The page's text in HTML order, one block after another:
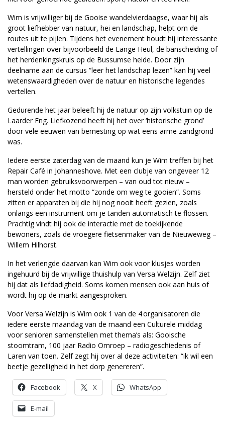
Wim is vrijwilliger bij de Gooise wandelvierdaagse, waar hij als
groot liefhebber van natuur, hei en landschap, helpt om de
routes uit te pijlen. Tijdens het evenement houdt hij interessante
vertellingen over bijvoorbeeld de Lange Heul, de banscheiding of
het herdenkingskruis op de Bussumse heide. Door zijn
deelname aan de cursus “leer het landschap lezen” kan hij veel
wetenswaardigheden over de natuur en historische legendes
vertellen.
Gedurende het jaar beleeft hij de natuur op zijn volkstuin op de
Laarder Eng. Liefkozend heeft hij het over ‘historische grond’
door vele eeuwen van bemesting op wat eens arme zandgrond
was.
Iedere eerste zaterdag van de maand kun je Wim treffen bij het
Repair Café in Johanneshove. Met een clubje van ongeveer 12
man worden gebruiksvoorwerpen – van oud tot nieuw –
hersteld onder het motto “zonde om weg te gooien”. Soms
zitten er apparaten bij die hij nog nooit heeft gezien, zoals
onlangs een instrument om je tanden automatisch te flossen.
Prachtig vindt hij ook de interactie met de toekijkende
bewoners, zoals de vroegere fietsenmaker van de Nieuweweg –
Willem Hilhorst.
In het verlengde daarvan kan Wim ook voor klusjes worden
ingehuurd bij de vrijwillige thuishulp van Versa Welzijn. Zelf ziet
hij dat als liefdadigheid. Soms komen mensen ook aan huis of
wordt hij op de markt aangesproken.
Voor Versa Welzijn is Wim ook 1 van de 4 organisatoren die
iedere eerste maandag van de maand een Culturele middag
voor senioren samenstellen met thema’s als: Gooische
stoomtram, 100 jaar Radio Omroep – radiogeschiedenis of
Laren van toen. Zelf zegt hij over al deze activiteiten: “ik wil een
beetje gezelligheid in het dorp genereren”.
Facebook X WhatsApp
E-mail